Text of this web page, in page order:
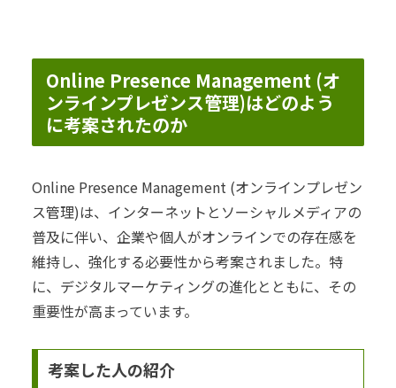
Online Presence Management (オ
ンラインプレゼンス管理)はどのよう
に考案されたのか
Online Presence Management (オンラインプレゼン
ス管理)は、インターネットとソーシャルメディアの
普及に伴い、企業や個人がオンラインでの存在感を
維持し、強化する必要性から考案されました。特
に、デジタルマーケティングの進化とともに、その
重要性が高まっています。
考案した人の紹介